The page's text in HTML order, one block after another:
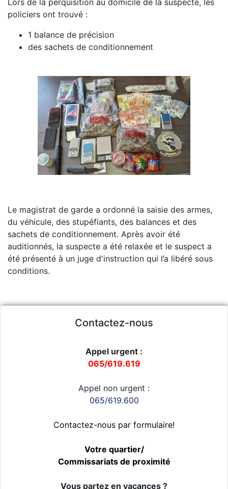
Lors de la perquisition au domicile de la suspecte, les
policiers ont trouvé :
1 balance de précision
des sachets de conditionnement
Le magistrat de garde a ordonné la saisie des armes,
du véhicule, des stupéfiants, des balances et des
sachets de conditionnement. Après avoir été
auditionnés, la suspecte a été relaxée et le suspect a
été présenté à un juge d'instruction qui l’a libéré sous
conditions.
Contactez-nous
Appel urgent :
065/619.619
Appel non urgent :
065/619.600
Contactez-nous par formulaire!
Votre quartier/
Commissariats de proximité
Vous partez en vacances ?